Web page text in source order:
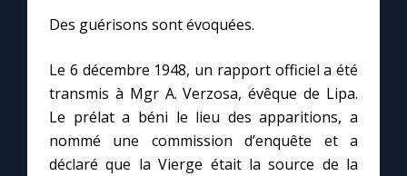
Des guérisons sont évoquées.
Le 6 décembre 1948, un rapport officiel a été
transmis à Mgr A. Verzosa, évêque de Lipa.
Le prélat a béni le lieu des apparitions, a
nommé une commission d’enquête et a
déclaré que la Vierge était la source de la